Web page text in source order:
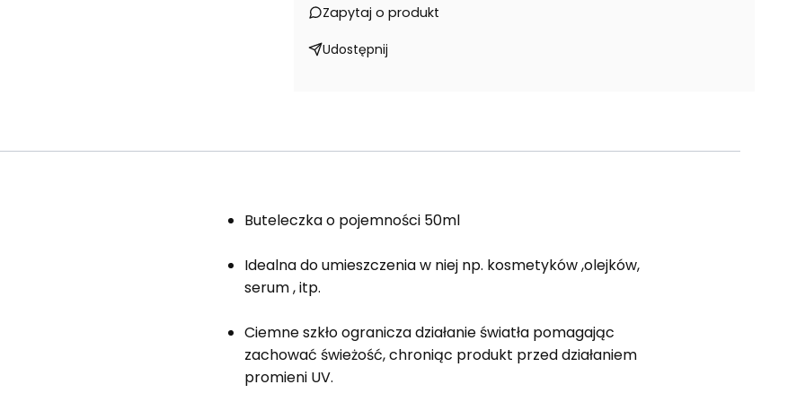
Zapytaj o produkt
Udostępnij
Buteleczka o pojemności 50ml
Idealna do umieszczenia w niej np. kosmetyków ,olejków,
serum , itp.
Ciemne szkło ogranicza działanie światła pomagając
zachować świeżość, chroniąc produkt przed działaniem
promieni UV.